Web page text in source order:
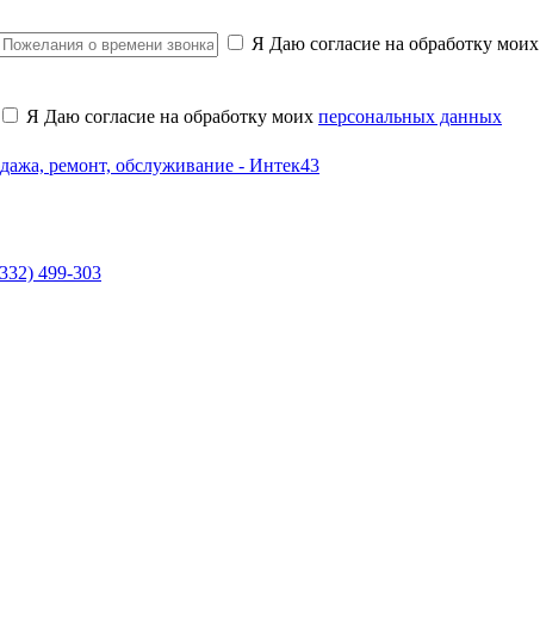
Я Даю согласие на обработку моих
Я Даю согласие на обработку моих персональных данных
499-303